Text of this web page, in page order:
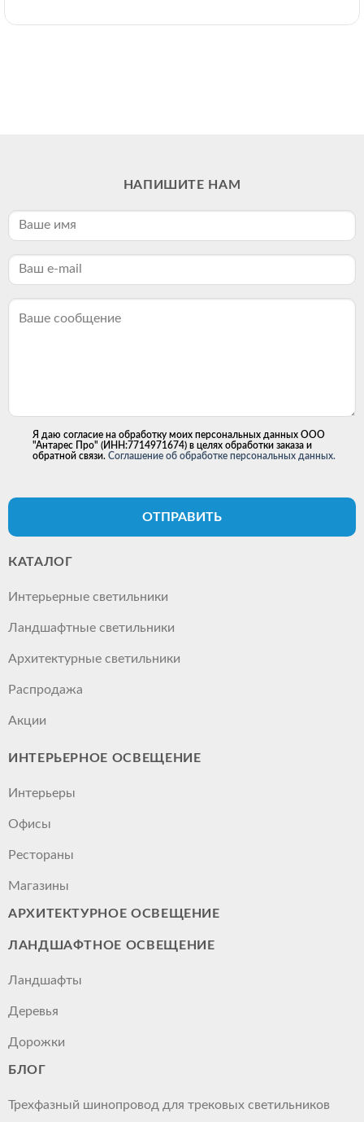
НАПИШИТЕ НАМ
Я даю согласие на обработку моих персональных данных ООО
"Антарес Про" (ИНН:7714971674) в целях обработки заказа и
обратной связи. Соглашение об обработке персональных данных.
ОТПРАВИТЬ
КАТАЛОГ
Интерьерные светильники
Ландшафтные светильники
Архитектурные светильники
Распродажа
Акции
ИНТЕРЬЕРНОЕ ОСВЕЩЕНИЕ
Интерьеры
Офисы
Рестораны
Магазины
АРХИТЕКТУРНОЕ ОСВЕЩЕНИЕ
ЛАНДШАФТНОЕ ОСВЕЩЕНИЕ
Ландшафты
Деревья
Дорожки
БЛОГ
Трехфазный шинопровод для трековых светильников